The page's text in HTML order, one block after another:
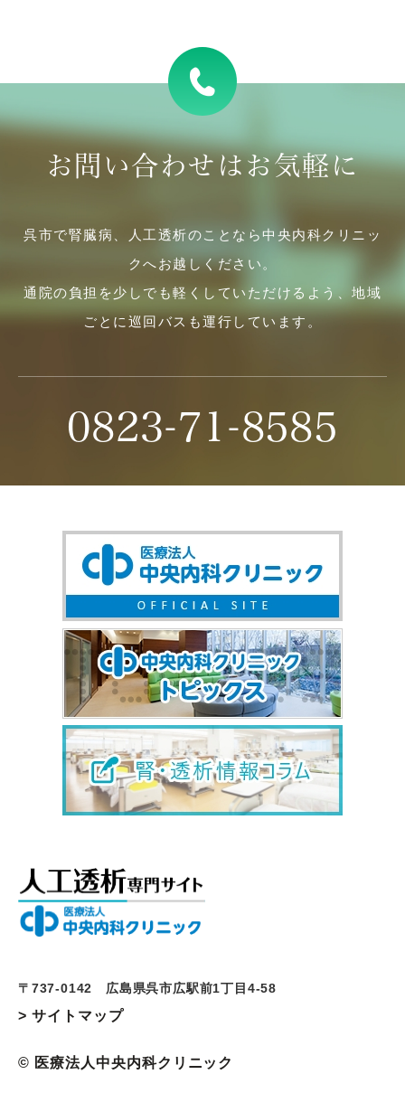
お問い合わせはお気軽に
呉市で腎臓病、人工透析のことなら中央内科クリニッ
クへお越しください。
通院の負担を少しでも軽くしていただけるよう、地域
ごとに巡回バスも運行しています。
0823-71-8585
〒737-0142 広島県呉市広駅前1丁目4-58
> サイトマップ
© 医療法人中央内科クリニック